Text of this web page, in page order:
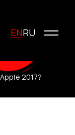
ENRU
2017?